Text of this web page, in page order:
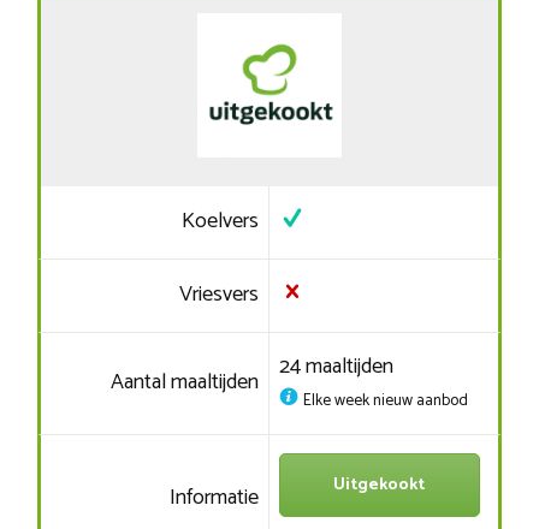
Koelvers
Vriesvers
Aantal maaltijden 24 maaltijden
Elke week nieuw aanbod
Informatie Uitgekookt